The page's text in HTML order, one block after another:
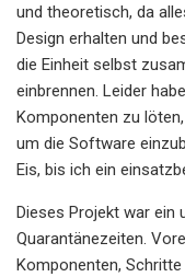
und theoretisch, da
Design erhalten und
die Einheit selbst
einbrennen. Leider
Komponenten zu
um die Software
Eis, bis ich ein
Dieses Projekt war ein
Quarantänezeiten.
Komponenten,